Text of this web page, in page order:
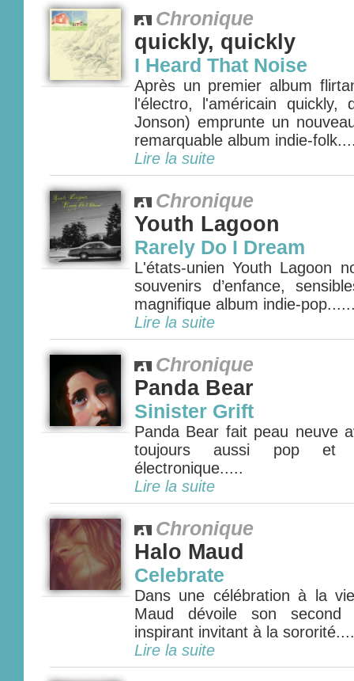
Chronique
quickly, quickly
I Heard That Noise
Après un premier album
l'électro, l'américain quickly,
Jonson) emprunte un
remarquable album indie-
Lire la suite
Chronique
Youth Lagoon
Rarely Do I Dream
L'états-unien Youth Lagoon
souvenirs d’enfance,
magnifique album indie-
Lire la suite
Chronique
Panda Bear
Sinister Grift
Panda Bear fait peau neuve
toujours aussi pop et
électronique.....
Lire la suite
Chronique
Halo Maud
Celebrate
Dans une célébration à la
Maud dévoile son second
inspirant invitant à la
Lire la suite